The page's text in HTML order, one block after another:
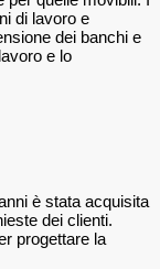
di lavoro e
dei banchi e
e lo
è stata acquisita
dei clienti.
progettare la